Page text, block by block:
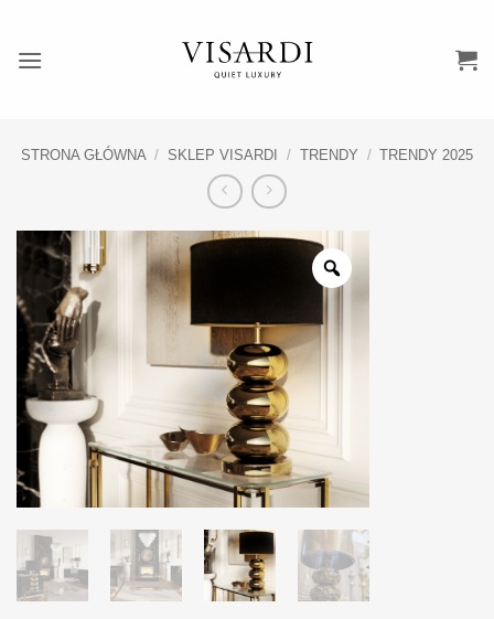
zawartości
STRONA GŁÓWNA / SKLEP VISARDI / TRENDY / TRENDY 2025